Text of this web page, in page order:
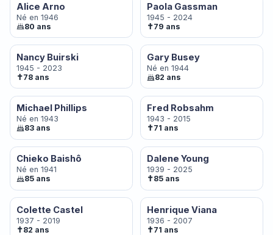
Alice Arno
Né en 1946
80 ans
Paola Gassman
1945 - 2024
✝79 ans
Nancy Buirski
1945 - 2023
✝78 ans
Gary Busey
Né en 1944
82 ans
Michael Phillips
Né en 1943
83 ans
Fred Robsahm
1943 - 2015
✝71 ans
Chieko Baishô
Né en 1941
85 ans
Dalene Young
1939 - 2025
✝85 ans
Colette Castel
1937 - 2019
✝82 ans
Henrique Viana
1936 - 2007
✝71 ans